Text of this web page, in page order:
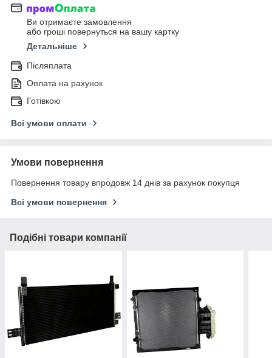
Ви отримаєте замовлення
або гроші повернуться на вашу картку
Детальніше
Післяплата
Оплата на рахунок
Готівкою
Всі умови оплати
Умови повернення
Повернення товару впродовж 14 днів за рахунок покупця
Всі умови повернення
Подібні товари компанії